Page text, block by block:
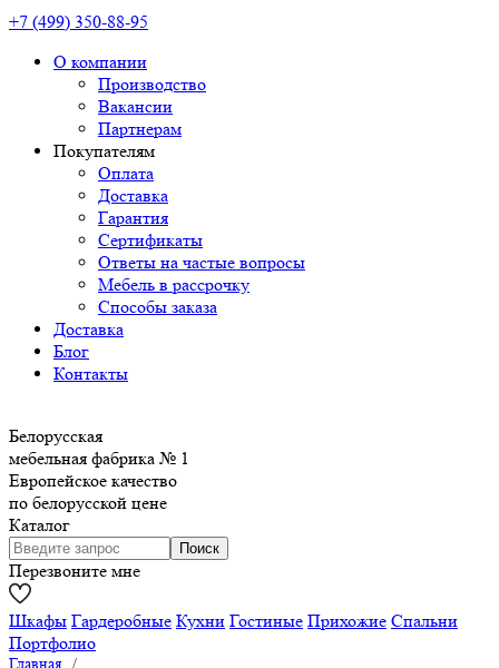
+7 (499) 350-88-95
О компании
Производство
Вакансии
Партнерам
Покупателям
Оплата
Доставка
Гарантия
Сертификаты
Ответы на частые вопросы
Мебель в рассрочку
Способы заказа
Доставка
Блог
Контакты
Белорусская
мебельная фабрика № 1
Европейское качество
по белорусской цене
Каталог
Перезвоните мне
Шкафы Гардеробные Кухни Гостиные Прихожие Спальни
Портфолио
Главная /